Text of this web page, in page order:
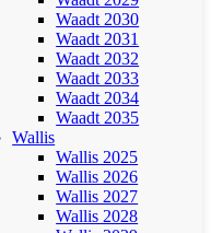
Waadt 2030
Waadt 2031
Waadt 2032
Waadt 2033
Waadt 2034
Waadt 2035
Wallis
Wallis 2025
Wallis 2026
Wallis 2027
Wallis 2028